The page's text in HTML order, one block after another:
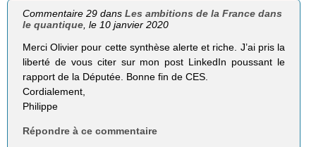
Commentaire 29 dansLes ambitions de la France dans
le quantique , le 10 janvier 2020
Merci Olivier pour cette synthèse alerte et riche. J’ai pris la
liberté de vous citer sur mon post LinkedIn poussant le
rapport de la Députée. Bonne fin de CES.
Cordialement,
Philippe
Répondre à ce commentaire